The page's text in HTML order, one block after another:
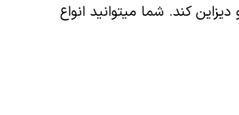
کند. شما میتوانید انواع